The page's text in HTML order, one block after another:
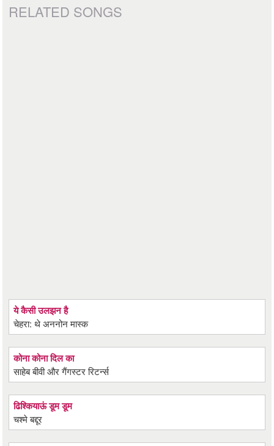
RELATED SONGS
ये कैसी उलझन है
चेहरा: थे अननोन मास्क
कोना कोना दिल का
साहेब बीवी और गैंगस्टर रिटर्न्स
ढिश्कियाऊं डूम डूम
चश्मे बद्दूर